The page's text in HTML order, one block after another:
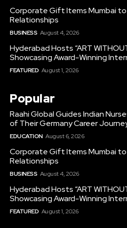
Corporate Gift Items Mumbai
Relationships
BUSINESS August 4, 2026
Hyderabad Hosts “ART
Showcasing Award-Winning
FEATURED August 1, 2026
Popular
Raahi Global Guides Indian
of Their Germany Career
EDUCATION August 6, 2026
Corporate Gift Items Mumbai
Relationships
BUSINESS August 4, 2026
Hyderabad Hosts “ART
Showcasing Award-Winning
FEATURED August 1, 2026